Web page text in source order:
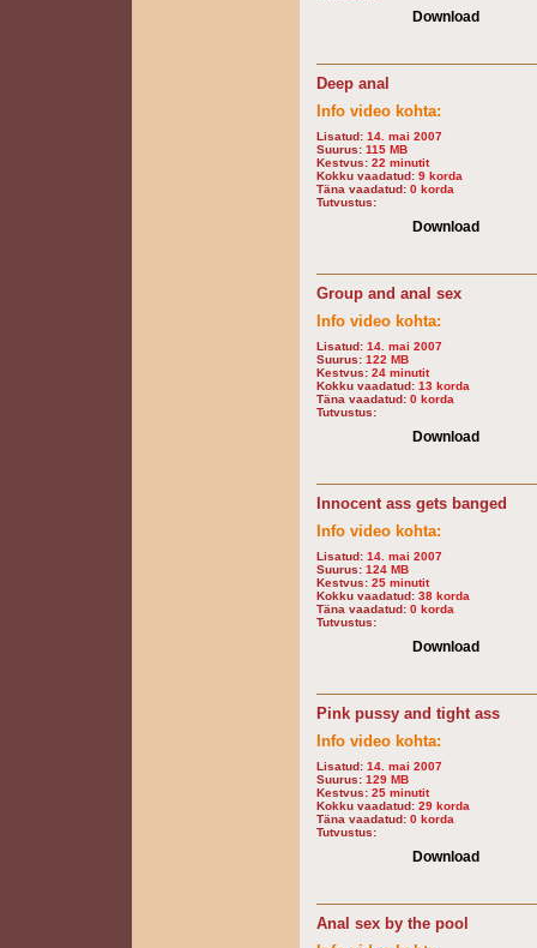
Download
Deep anal
Info video kohta:
Lisatud: 14. mai 2007
Suurus: 115 MB
Kestvus: 22 minutit
Kokku vaadatud: 9 korda
Täna vaadatud: 0 korda
Tutvustus:
Download
Group and anal sex
Info video kohta:
Lisatud: 14. mai 2007
Suurus: 122 MB
Kestvus: 24 minutit
Kokku vaadatud: 13 korda
Täna vaadatud: 0 korda
Tutvustus:
Download
Innocent ass gets banged
Info video kohta:
Lisatud: 14. mai 2007
Suurus: 124 MB
Kestvus: 25 minutit
Kokku vaadatud: 38 korda
Täna vaadatud: 0 korda
Tutvustus:
Download
Pink pussy and tight ass
Info video kohta:
Lisatud: 14. mai 2007
Suurus: 129 MB
Kestvus: 25 minutit
Kokku vaadatud: 29 korda
Täna vaadatud: 0 korda
Tutvustus:
Download
Anal sex by the pool